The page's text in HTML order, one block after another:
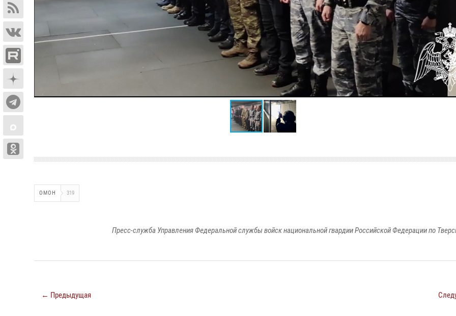
ОМОН 319
Пресс-служба Управления Федеральной службы войск национальной гвардии Российской Федерации по
← Предыдущая